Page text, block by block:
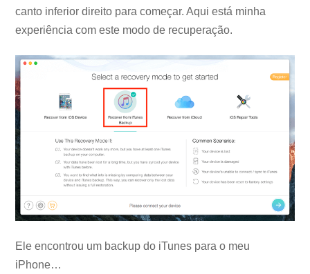
canto inferior direito para começar. Aqui está minha
experiência com este modo de recuperação.
Ele encontrou um backup do iTunes para o meu
iPhone…